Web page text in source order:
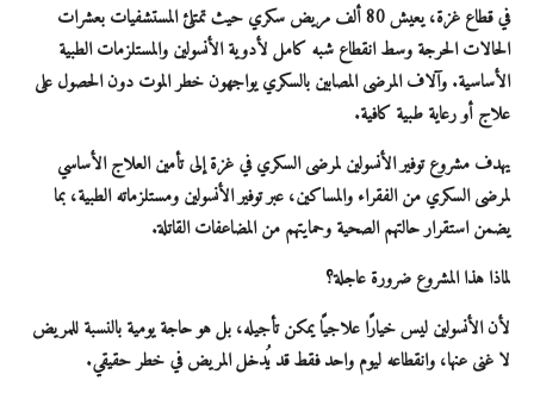
في قطاع غزة، يعيش 80 ألف مريض سكري حيث تمتلئ المستشفيات بعشرات
الحالات الحرجة وسط انقطاع شبه كامل لأدوية الأنسولين والمستلزمات الطبية
الأساسية. وآلاف المرضى المصابين بالسكري يواجهون خطر الموت دون الحصول على
علاج أو رعاية طبية كافية.
يهدف مشروع توفير الأنسولين لمرضى السكري في غزة إلى تأمين العلاج الأساسي
لمرضى السكري من الفقراء والمساكين، عبر توفير الأنسولين ومستلزماته الطبية، بما
يضمن استقرار حالتهم الصحية وحمايتهم من المضاعفات القاتلة.
لماذا هذا المشروع ضرورة عاجلة؟
لأن الأنسولين ليس خيارًا علاجيًا يمكن تأجيله، بل هو حاجة يومية بالنسبة للمريض
لا غنى عنها، وانقطاعه ليوم واحد فقط قد يُدخل المريض في خطر حقيقي.